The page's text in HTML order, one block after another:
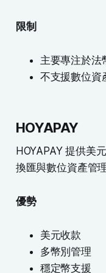
限制
主要專注於法
不支援數位資
HOYAPAY
HOYAPAY 提供美
換匯與數位資產管理
優勢
美元收款
多幣別管理
穩定幣支援